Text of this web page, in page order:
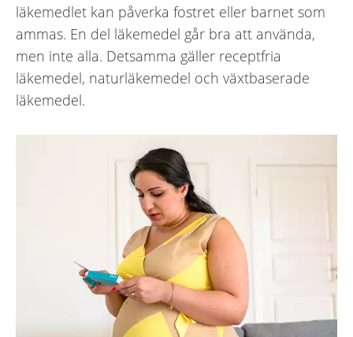
läkemedlet kan påverka fostret eller barnet som
ammas. En del läkemedel går bra att använda,
men inte alla. Detsamma gäller receptfria
läkemedel, naturläkemedel och växtbaserade
läkemedel.